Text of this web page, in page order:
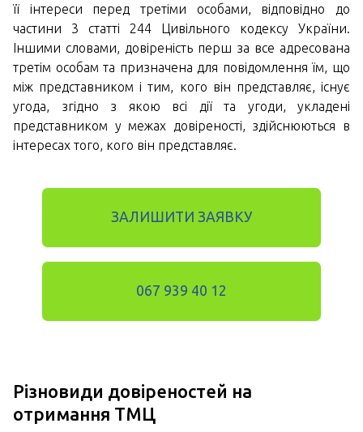
її інтереси перед третіми особами, відповідно до
частини 3 статті 244 Цивільного кодексу України.
Іншими словами, довіреність перш за все адресована
третім особам та призначена для повідомлення їм, що
між представником і тим, кого він представляє, існує
угода, згідно з якою всі дії та угоди, укладені
представником у межах довіреності, здійснюються в
інтересах того, кого він представляє.
ЗАЛИШИТИ ЗАЯВКУ
067 939 40 12
Різновиди довіреностей на
отримання ТМЦ